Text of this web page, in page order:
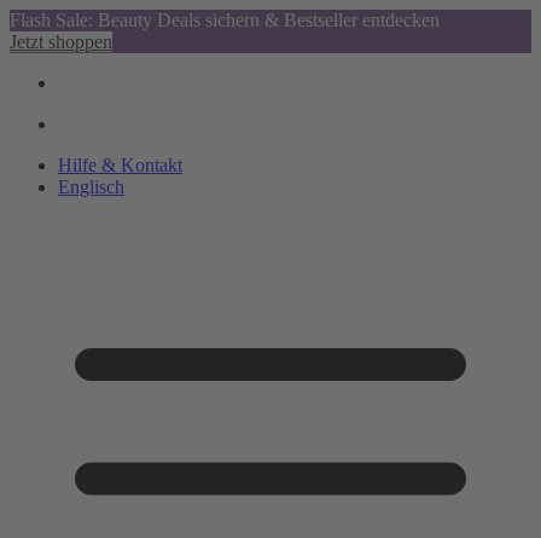
Flash Sale: Beauty Deals sichern & Bestseller entdecken
Jetzt shoppen
Hilfe & Kontakt
Englisch